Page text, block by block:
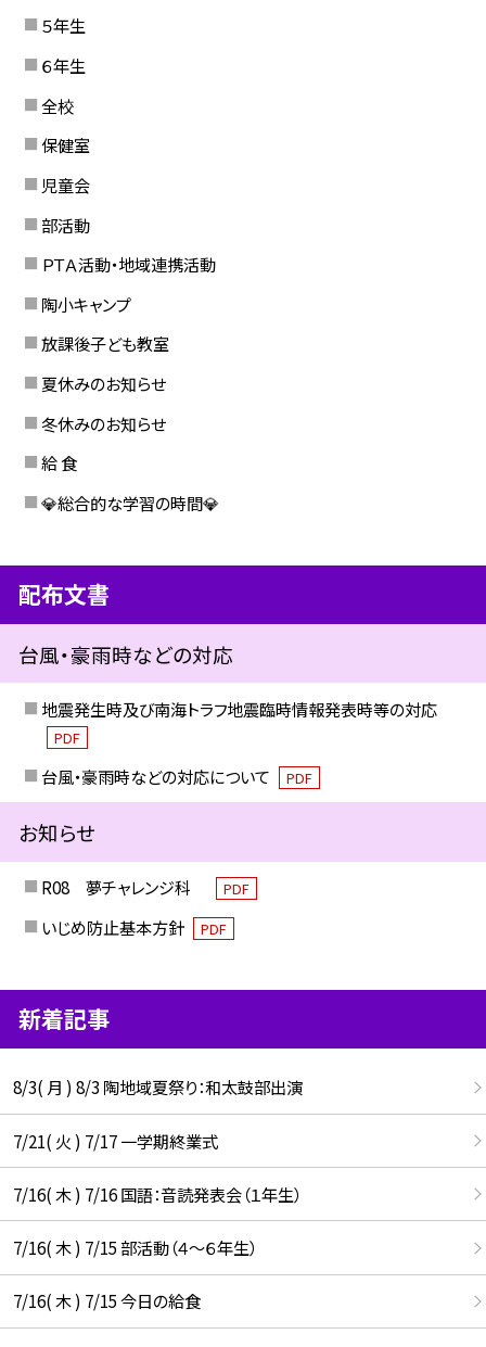
５年生
６年生
全校
保健室
児童会
部活動
ＰＴＡ活動・地域連携活動
陶小キャンプ
放課後子ども教室
夏休みのお知らせ
冬休みのお知らせ
給 食
💎総合的な学習の時間💎
配布文書
台風・豪雨時などの対応
地震発生時及び南海トラフ地震臨時情報発表時等の対応
PDF
台風・豪雨時などの対応について PDF
お知らせ
R08 夢チャレンジ科 PDF
いじめ防止基本方針 PDF
新着記事
8/3( 月 ) 8/3 陶地域夏祭り：和太鼓部出演
7/21( 火 ) 7/17 一学期終業式
7/16( 木 ) 7/16 国語：音読発表会（１年生）
7/16( 木 ) 7/15 部活動（４～６年生）
7/16( 木 ) 7/15 今日の給食